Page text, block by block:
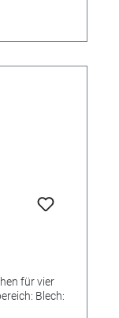
für vier
Blech: